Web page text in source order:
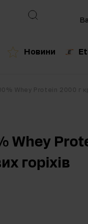
продукт
Новини
Whey Protein 2000 г
Whey
горіхів